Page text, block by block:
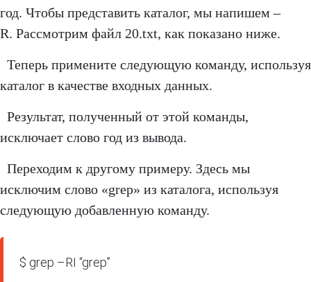
год. Чтобы представить каталог, мы напишем –
R. Рассмотрим файл 20.txt, как показано ниже.
Теперь примените следующую команду, используя
каталог в качестве входных данных.
Результат, полученный от этой команды,
исключает слово год из вывода.
Переходим к другому примеру. Здесь мы
исключим слово «grep» из каталога, используя
следующую добавленную команду.
$ grep –RI “grep”